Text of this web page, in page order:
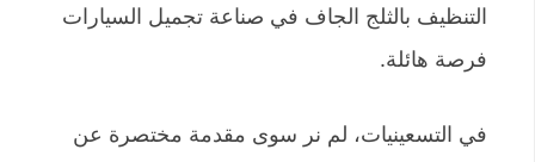
التنظيف بالثلج الجاف في صناعة تجميل السيارات
فرصة هائلة.
في التسعينيات، لم نر سوى مقدمة مختصرة عن